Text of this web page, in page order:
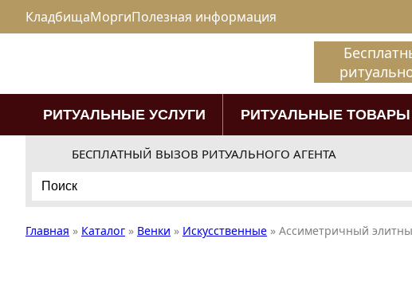
КладбищаМоргиПолезная информация
РИТУАЛЬНЫЕ УСЛУГИ РИТУАЛЬНЫЕ ТОВАРЫ
БЕСПЛАТНЫЙ ВЫЗОВ РИТУАЛЬНОГО АГЕНТА
for:
Главная » Каталог » Венки » Искусственные » Ассиметричный